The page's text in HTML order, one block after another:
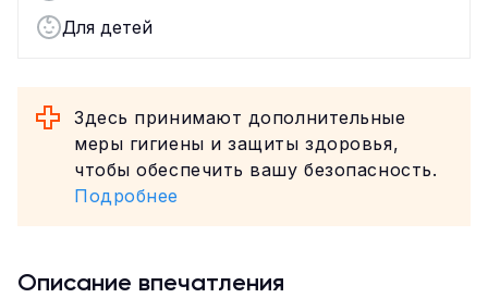
Для детей
Здесь принимают дополнительные
меры гигиены и защиты здоровья,
чтобы обеспечить вашу безопасность.
Подробнее
Описание впечатления